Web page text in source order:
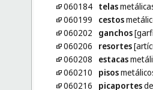
060184 telas
060199
cestos
060202
ganchos
060206
resortes
060208
estacas
060210
pisos
060216
picaportes